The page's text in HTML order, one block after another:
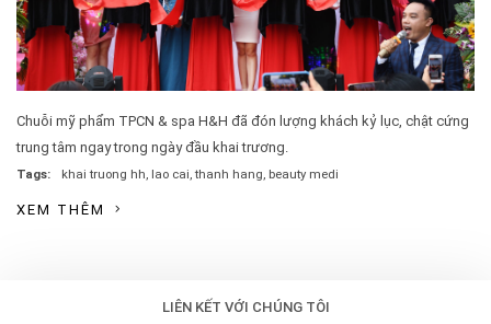
Chuỗi mỹ phẩm TPCN & spa H&H đã đón lượng khách kỷ lục, chật cứng
trung tâm ngay trong ngày đầu khai trương.
Tags: khai truong hh, lao cai,thanh hang, beauty medi
XEM THÊM
LIÊN KẾT VỚI CHÚNG TÔI